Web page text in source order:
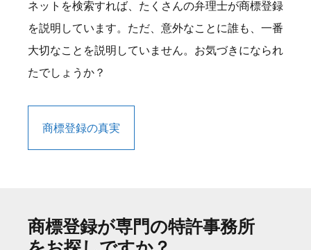
ネットを検索すれば、たくさんの弁理士が商標登録
を説明しています。ただ、意外なことに誰も、一番
大切なことを説明していません。お気づきになられ
たでしょうか？
商標登録の真実
商標登録が専門の特許事務所